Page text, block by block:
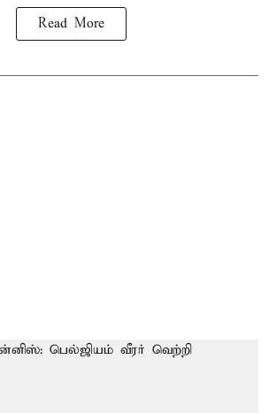
Read More